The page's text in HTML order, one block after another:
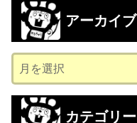
アーカイブ
ー
カ
カテゴリー